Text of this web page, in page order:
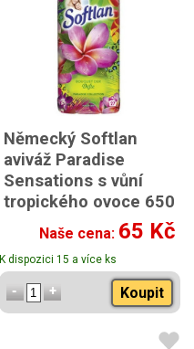
Německý Softlan
aviváž Paradise
Sensations s vůní
tropického ovoce 650
Naše cena: 65 Kč
K dispozici 15 a více ks
Koupit